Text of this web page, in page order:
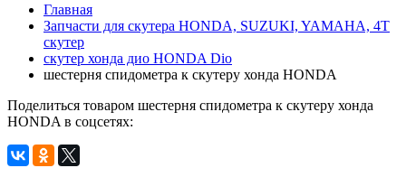
Главная
Запчасти для скутера HONDA, SUZUKI, YAMAHA, 4Т
скутер
скутер хонда дио HONDA Dio
шестерня спидометра к скутеру хонда HONDA
Поделиться товаром шестерня спидометра к скутеру хонда
HONDA в соцсетях: